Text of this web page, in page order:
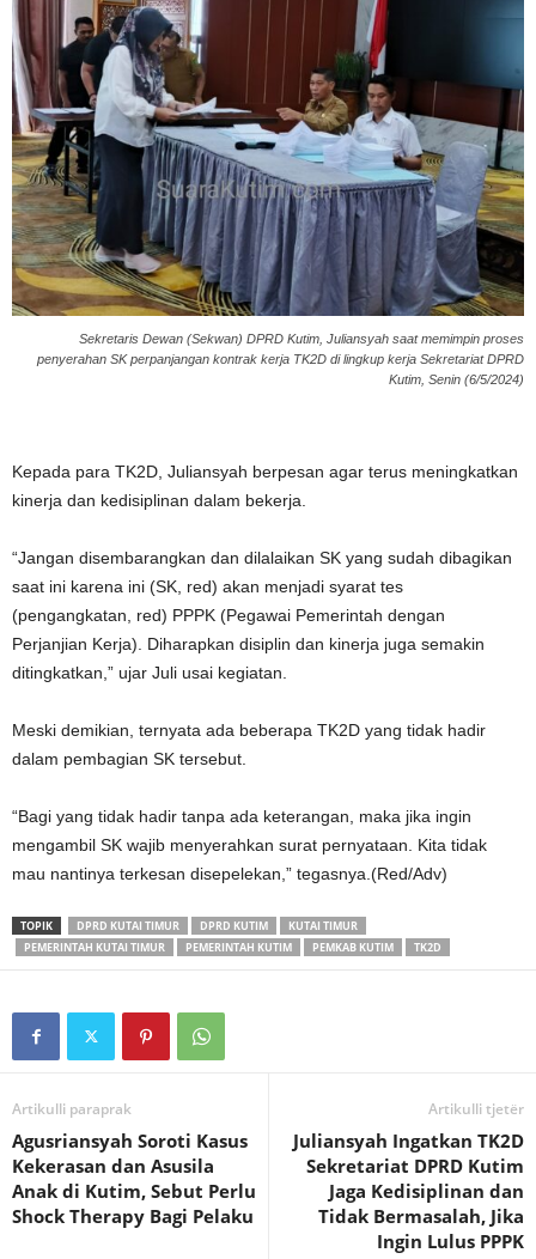
Sekretaris Dewan (Sekwan) DPRD Kutim, Juliansyah saat memimpin proses
penyerahan SK perpanjangan kontrak kerja TK2D di lingkup kerja Sekretariat DPRD
Kutim, Senin (6/5/2024)
Kepada para TK2D, Juliansyah berpesan agar terus meningkatkan
kinerja dan kedisiplinan dalam bekerja.
“Jangan disembarangkan dan dilalaikan SK yang sudah dibagikan
saat ini karena ini (SK, red) akan menjadi syarat tes
(pengangkatan, red) PPPK (Pegawai Pemerintah dengan
Perjanjian Kerja). Diharapkan disiplin dan kinerja juga semakin
ditingkatkan,” ujar Juli usai kegiatan.
Meski demikian, ternyata ada beberapa TK2D yang tidak hadir
dalam pembagian SK tersebut.
“Bagi yang tidak hadir tanpa ada keterangan, maka jika ingin
mengambil SK wajib menyerahkan surat pernyataan. Kita tidak
mau nantinya terkesan disepelekan,” tegasnya.(Red/Adv)
TOPIK DPRD KUTAI TIMUR DPRD KUTIM
KUTAI TIMUR
PEMERINTAH KUTAI TIMUR
PEMERINTAH KUTIM PEMKAB KUTIM TK2D
Artikulli paraprak
Agusriansyah Soroti Kasus
Kekerasan dan Asusila
Anak di Kutim, Sebut Perlu
Shock Therapy Bagi Pelaku
Artikulli tjetër
Juliansyah Ingatkan TK2D
Sekretariat DPRD Kutim
Jaga Kedisiplinan dan
Tidak Bermasalah, Jika
Ingin Lulus PPPK